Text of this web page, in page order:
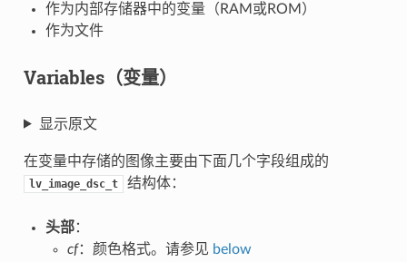
作为内部存储器中的变量（RAM或ROM）
作为文件
Variables（变量）
显示原文
在变量中存储的图像主要由下面几个字段组成的
lv_image_dsc_t 结构体：
头部：
cf：颜色格式。请参见 below